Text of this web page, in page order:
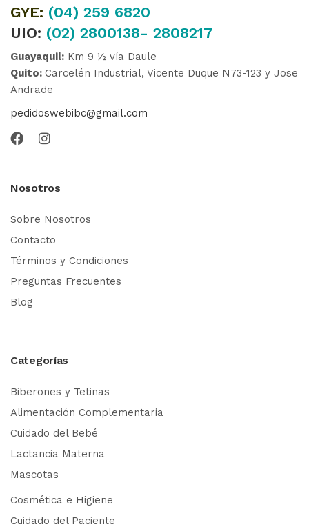
GYE: (04) 259 6820
UIO: (02) 2800138- 2808217
Guayaquil: Km 9 ½ vía Daule
Quito: Carcelén Industrial, Vicente Duque N73-123 y Jose
Andrade
pedidoswebibc@gmail.com
Nosotros
Sobre Nosotros
Contacto
Términos y Condiciones
Preguntas Frecuentes
Blog
Categorías
Biberones y Tetinas
Alimentación Complementaria
Cuidado del Bebé
Lactancia Materna
Mascotas
Cosmética e Higiene
Cuidado del Paciente